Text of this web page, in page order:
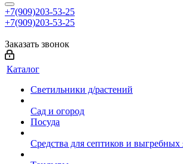
+7(909)203-53-25
+7(909)203-53-25
Заказать звонок
Каталог
Светильники д/растений
Сад и огород
Посуда
Средства для септиков и выгребных